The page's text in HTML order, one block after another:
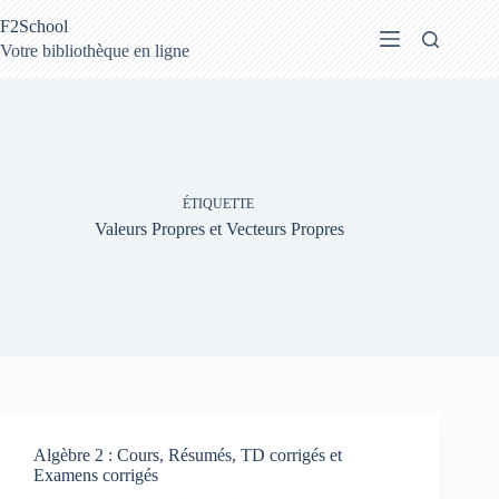
au
contenu
F2School
Votre bibliothèque en ligne
ÉTIQUETTE
Valeurs Propres et Vecteurs Propres
Algèbre 2 : Cours, Résumés, TD corrigés et
Examens corrigés